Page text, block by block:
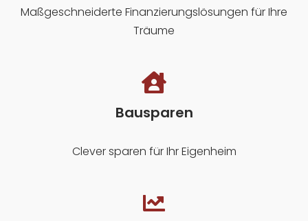
Maßgeschneiderte Finanzierungslösungen für Ihre
Träume
Bausparen
Clever sparen für Ihr Eigenheim